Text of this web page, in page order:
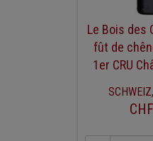
Le Bois des
fût de
1er CRU